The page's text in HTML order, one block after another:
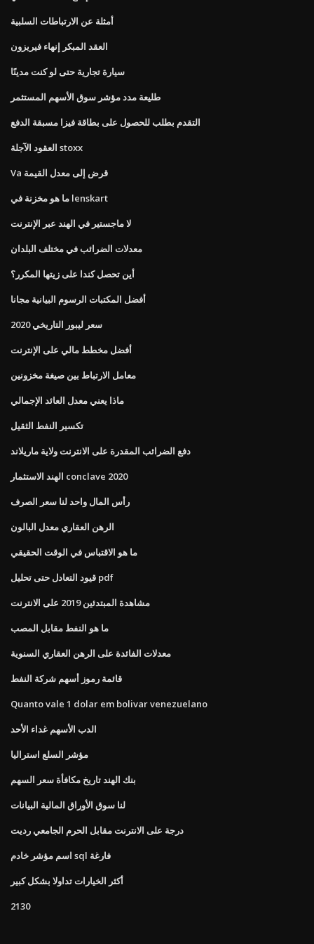
أمثلة عن الارتباطات السلبية
العقد المبكر إنهاء فيريزون
سيارة تجارية حتى لو كنت مدينًا
طليعة مدد مؤشر سوق الأسهم المستثمر
التقدم بطلب للحصول على بطاقة فيزا مسبقة الدفع
العقود الآجلة stoxx
Va قرض إلى معدل القيمة
ما هو مخزنة في lenskart
لا ماجستير في الهند عبر الإنترنت
معدلات الضرائب في مختلف البلدان
أين تحصل كندا على زيتها المكرر؟
أفضل المكتبات الرسوم البيانية مجانا
سعر ليبور التاريخي 2020
أفضل مخطط مالي على الإنترنت
معامل الارتباط بين صيغة مخزونين
ماذا يعني معدل العائد الإجمالي
تكسير النفط الثقيل
دفع الضرائب المقدرة على الانترنت ولاية ماريلاند
الهند الاستثمار conclave 2020
رأس المال واحد لنا سعر الصرف
الرهن العقاري معدل البالون
ما هو الاقتباس في الوقت الحقيقي
قيود التعادل حتى تحليل pdf
مشاهدة المبتدئين 2019 على الانترنت
ما هو النفط مقابل المصب
معدلات الفائدة على الرهن العقاري السنوية
قائمة رموز أسهم شركة النفط
Quanto vale 1 dolar em bolivar venezuelano
الدب الأسهم غداء الأحد
مؤشر السلع استراليا
بنك الهند تاريخ مكافأة سعر السهم
لنا سوق الأوراق المالية البيانات
درجة على الانترنت مقابل الحرم الجامعي رديت
اسم مؤشر خادم sql فارغة
أكثر الخيارات تداولا بشكل كبير
2130